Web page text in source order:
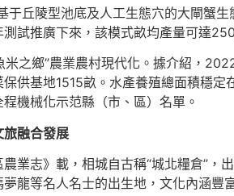
于丘陵型池底及人工生態穴的大閘蟹
測試推廣下來，該模式畝均產量可達
米之鄉”農業農村現代化。據介紹，
保供基地1515畝。水產養殖總面積穩定
機械化示范縣（市、區）名單。
旅融合發展
業志》載，相城自古稱“城北糧倉”，
龍等名人名士的出生地，文化內涵豐